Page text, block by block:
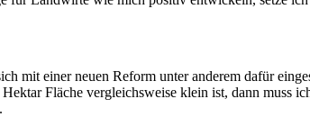
mit einer neuen Reform unter anderem dafür
Fläche vergleichsweise klein ist, dann muss